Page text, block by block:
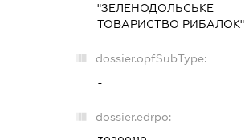
"ЗЕЛЕНОДОЛЬСЬКЕ
ТОВАРИСТВО РИБАЛОК"
dossier.opfSubType:
-
dossier.edrpo: